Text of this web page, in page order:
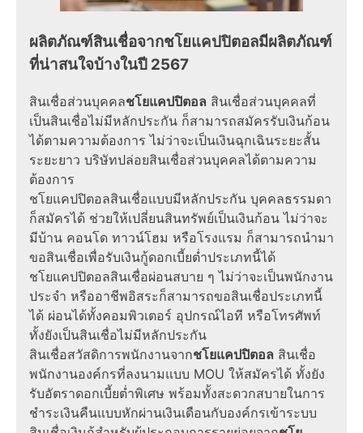
ผลิตภัณฑ์สินเชื่อจากชโยแคปปิตอลมีผลิตภัณฑ์
ที่น่าสนใจบ้างในปี 2567
สินเชื่อส่วนบุคคลชโยแคปปิตอล สินเชื่อส่วนบุคคลที่
เป็นสินเชื่อไม่มีหลักประกัน ก็สามารถสมัครรับเงินก้อน
ได้ตามความต้องการ ไม่ว่าจะเป็นเงินฉุกเฉินระยะสั้น
ระยะยาว บริษัทปล่อยสินเชื่อส่วนบุคคลได้ตามความ
ต้องการ
ชโยแคปปิตอลสินเชื่อแบบมีหลักประกัน บุคคลธรรมดา
ก็สมัครได้ ช่วยให้เปลี่ยนสินทรัพย์เป็นเงินก้อน ไม่ว่าจะ
มีบ้าน คอนโด ทาวน์โฮม หรือโรงแรม ก็สามารถนำมา
ขอสินเชื่อเพื่อรับเงินกู้ดอกเบี้ยต่ำประเภทนี้ได้
ชโยแคปปิตอลสินเชื่อผ่อนสบาย ๆ ไม่ว่าจะเป็นพนักงาน
ประจำ หรืออาชีพอิสระก็สามารถขอสินเชื่อประเภทนี้
ได้ ผ่อนได้ทั้งคอมพิวเตอร์ อุปกรณ์ไอที หรือโทรศัพท์
ทั้งยังเป็นสินเชื่อไม่มีหลักประกัน
สินเชื่อสวัสดิการพนักงานจากชโยแคปปิตอล สินเชื่อ
พนักงานองค์กรที่ลงนามแบบ MOU ให้สมัครได้ ทั้งยัง
รับอัตราดอกเบี้ยต่ำพิเศษ พร้อมทั้งสะดวกสบายในการ
ชำระเงินคืนแบบหักผ่านเงินเดือนกับองค์กรเข้าระบบ